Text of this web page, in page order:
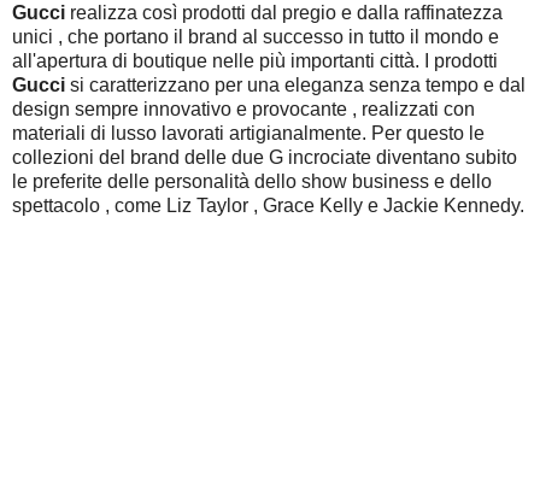
Gucci realizza così prodotti dal pregio e dalla raffinatezza
unici , che portano il brand al successo in tutto il mondo e
all'apertura di boutique nelle più importanti città. I prodotti
Gucci si caratterizzano per una eleganza senza tempo e dal
design sempre innovativo e provocante , realizzati con
materiali di lusso lavorati artigianalmente. Per questo le
collezioni del brand delle due G incrociate diventano subito
le preferite delle personalità dello show business e dello
spettacolo , come Liz Taylor , Grace Kelly e Jackie Kennedy.